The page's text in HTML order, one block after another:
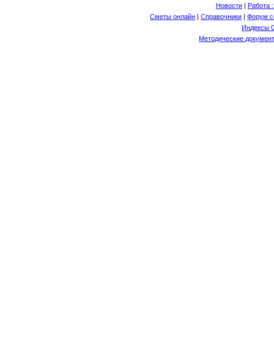
Новости | Работа
Сметы онлайн | Справочники | Форум
Индексы
Методические